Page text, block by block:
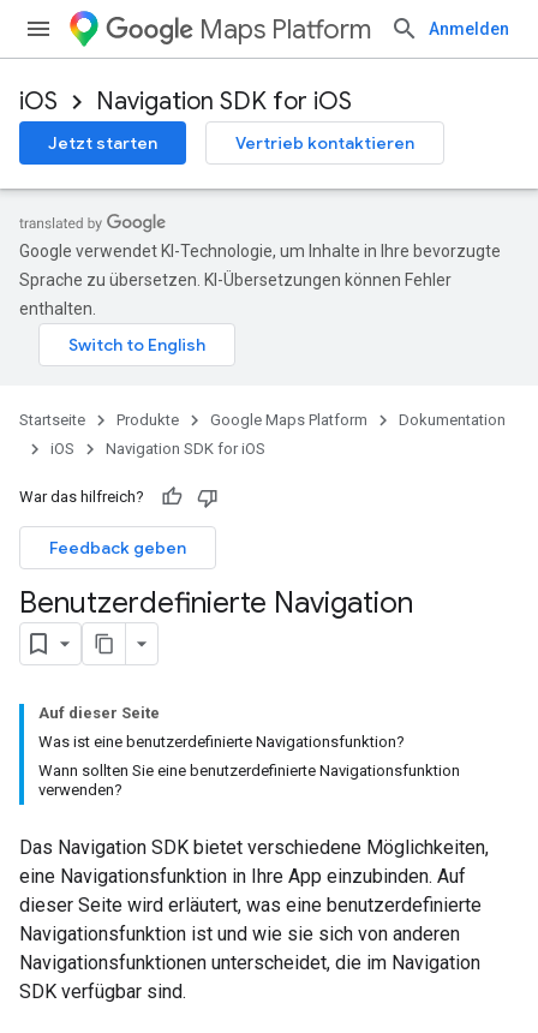
Maps Platform Anmelden
iOS Navigation SDK for iOS
Jetzt starten Vertrieb kontaktieren
Google verwendet KI-Technologie, um Inhalte in Ihre bevorzugte
Sprache zu übersetzen. KI-Übersetzungen können Fehler
enthalten.
Startseite Produkte Google Maps Platform
Dokumentation
iOS
Navigation SDK for iOS
War das hilfreich?
Feedback geben
Benutzerdefinierte Navigation
Auf dieser Seite
Was ist eine benutzerdefinierte Navigationsfunktion?
Wann sollten Sie eine benutzerdefinierte Navigationsfunktion
verwenden?
Das Navigation SDK bietet verschiedene Möglichkeiten,
eine Navigationsfunktion in Ihre App einzubinden. Auf
dieser Seite wird erläutert, was eine benutzerdefinierte
Navigationsfunktion ist und wie sie sich von anderen
Navigationsfunktionen unterscheidet, die im Navigation
SDK verfügbar sind.